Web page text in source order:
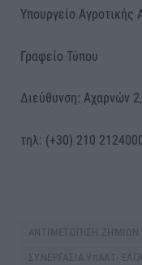
Υπουργείο Αγροτικής
Γραφείο Τύπου
Διεύθυνση: Αχαρνών
τηλ: (+30) 210
ΑΝΤΙΜΕΤΩΠΙΣΗ ΖΗΜΙΩΝ
ΣΥΝΕΡΓΑΣΙΑ ΥπΑΑΤ- ΕΛΓΑ